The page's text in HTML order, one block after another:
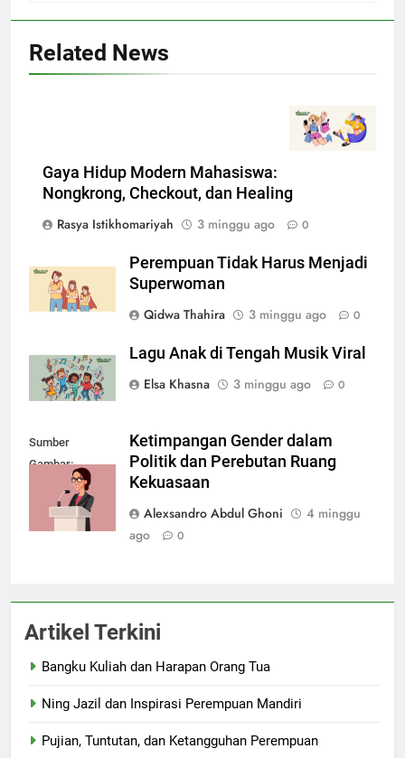
Related News
Gaya Hidup Modern Mahasiswa:
Nongkrong, Checkout, dan Healing
Rasya Istikhomariyah
3 minggu ago 0
Perempuan Tidak Harus Menjadi
Superwoman
Qidwa Thahira
3 minggu ago 0
Lagu Anak di Tengah Musik Viral
Elsa Khasna
3 minggu ago 0
Sumber
Gambar:
depositphotos.com
Ketimpangan Gender dalam
Politik dan Perebutan Ruang
Kekuasaan
Alexsandro Abdul Ghoni
4 minggu
ago
0
Artikel Terkini
Bangku Kuliah dan Harapan Orang Tua
Ning Jazil dan Inspirasi Perempuan Mandiri
Pujian, Tuntutan, dan Ketangguhan Perempuan